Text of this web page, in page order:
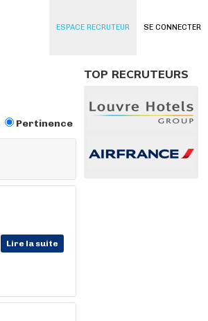
SE CONNECTER
ESPACE RECRUTEUR
Pertinence
Lire la suite
TOP RECRUTEURS